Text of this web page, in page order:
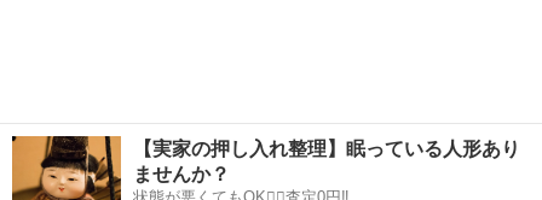
【実家の押し入れ整理】眠っている人形あり
ませんか？